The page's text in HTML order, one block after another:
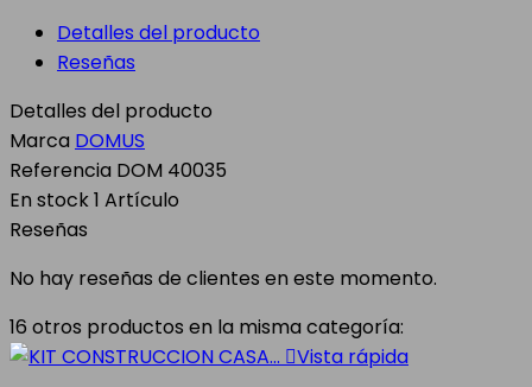
Detalles del producto
Reseñas
Detalles del producto
Marca DOMUS
Referencia DOM 40035
En stock1 Artículo
Reseñas
No hay reseñas de clientes en este momento.
16 otros productos en la misma categoría:
Vista rápida